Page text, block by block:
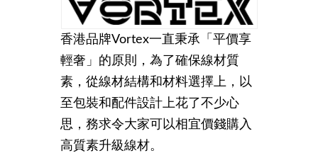
香港品牌Vortex一直秉承「平價享
輕奢」的原則，為了確保線材質
素，從線材結構和材料選擇上，以
至包裝和配件設計上花了不少心
思，務求令大家可以相宜價錢購入
高質素升級線材。